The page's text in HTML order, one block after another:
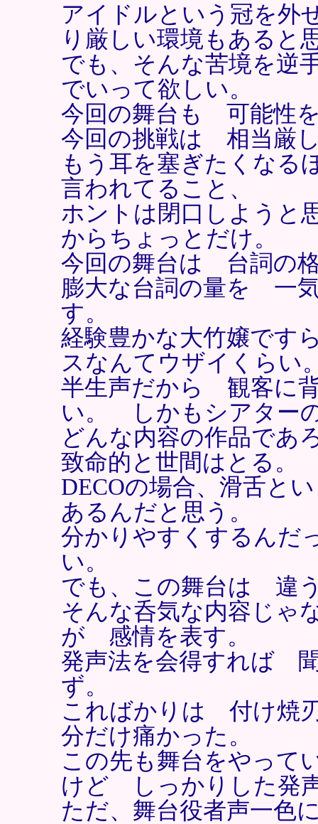
アイドルという冠を
り厳しい環境もあると
でも、そんな苦境を
でいって欲しい。
今回の舞台も 可能性
今回の挑戦は 相当厳
もう耳を塞ぎたくなる
言われてること、
ホントは閉口しようと
からちょっとだけ。
今回の舞台は 台詞の
膨大な台詞の量を 一
す。
経験豊かな大竹嬢です
スなんてウザイくらい
半生声だから 観客に
い。 しかもシアター
どんな内容の作品で
致命的と世間はとる。
DECOの場合、滑舌と
あるんだと思う。
分かりやすくするんだ
い。
でも、この舞台は 違
そんな呑気な内容じゃ
が 感情を表す。
発声法を会得すれば
ず。
こればかりは 付け焼
分だけ痛かった。
この先も舞台をやって
けど しっかりした発
ただ、舞台役者声一色